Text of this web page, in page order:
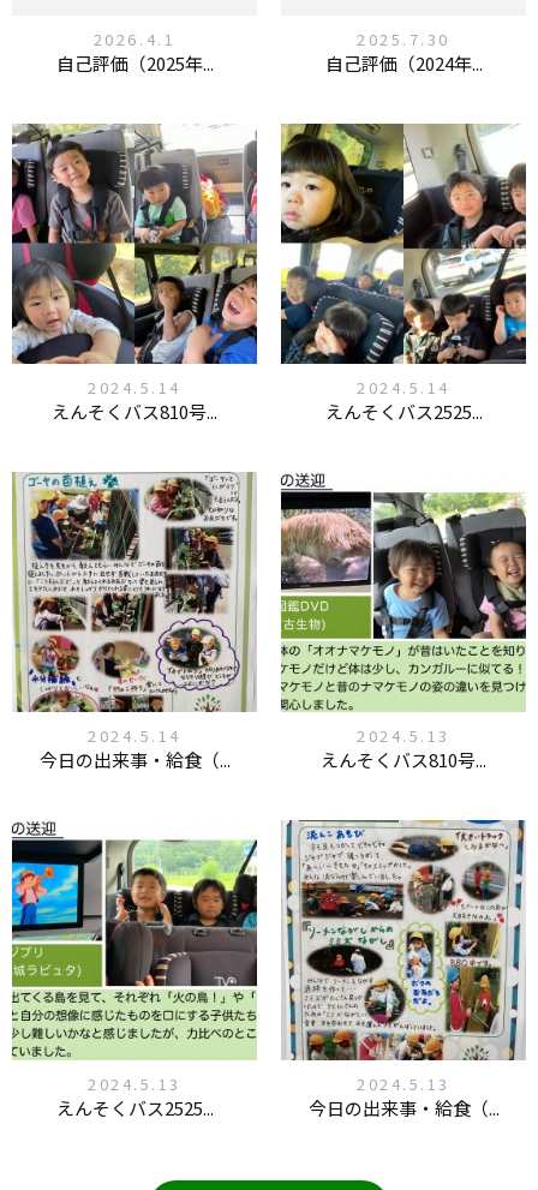
2026.4.1
自己評価（2025年...
2025.7.30
自己評価（2024年...
2024.5.14
えんそくバス810号...
2024.5.14
えんそくバス2525...
2024.5.14
今日の出来事・給食（...
2024.5.13
えんそくバス810号...
2024.5.13
えんそくバス2525...
2024.5.13
今日の出来事・給食（...